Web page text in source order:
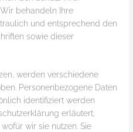
behandeln Ihre
und entsprechend den
sowie dieser
werden verschiedene
Personenbezogene Daten
identifiziert werden
erläutert,
wir sie nutzen. Sie